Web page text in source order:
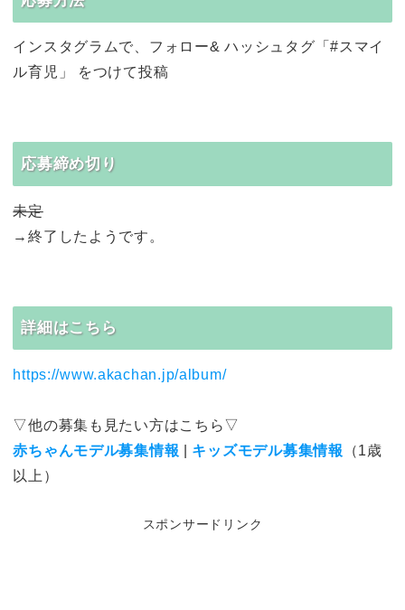
インスタグラムで、フォロー& ハッシュタグ「#スマイ
ル育児」 をつけて投稿
応募締め切り
未定
→終了したようです。
詳細はこちら
https://www.akachan.jp/album/
▽他の募集も見たい方はこちら▽
赤ちゃんモデル募集情報
キッズモデル募集情報 （1歳
以上）
スポンサードリンク